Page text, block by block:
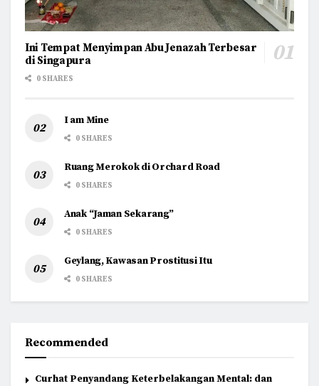
Ini Tempat Menyimpan Abu Jenazah Terbesar
di Singapura
0 SHARES
I am Mine
0 SHARES
Ruang Merokok di Orchard Road
0 SHARES
Anak “Jaman Sekarang”
0 SHARES
Geylang, Kawasan Prostitusi Itu
0 SHARES
Recommended
Curhat Penyandang Keterbelakangan Mental: dan